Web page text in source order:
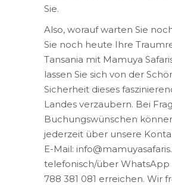
Sie.
Also, worauf warten Sie
Sie noch heute Ihre
Tansania mit Mamuya
lassen Sie sich von der
Sicherheit dieses
Landes verzaubern. Bei
Buchungswünschen
jederzeit über unsere
E-Mail:
telefonisch/über WhatsApp
788 381 081 erreichen. Wir